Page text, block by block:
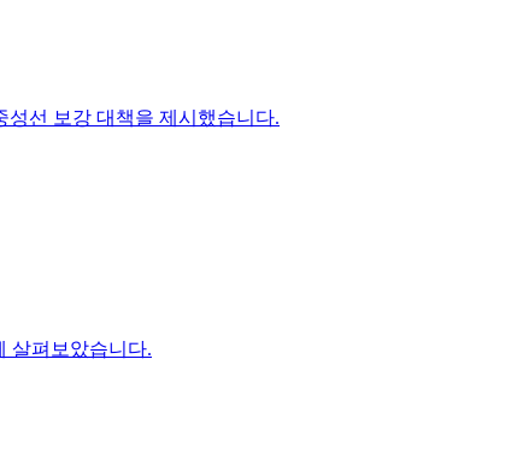
선 보강 대책을 제시했습니다.
살펴보았습니다.